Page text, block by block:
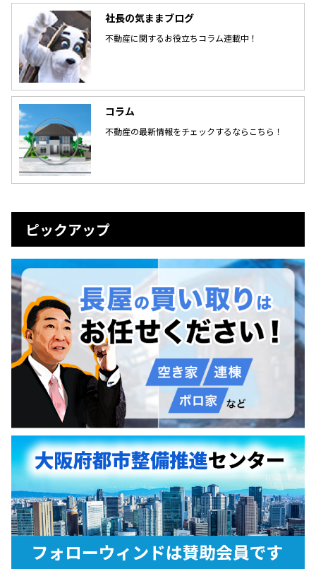
社長の気ままブログ
不動産に関するお役立ちコラム連載中！
コラム
不動産の最新情報をチェックするならこちら！
ピックアップ